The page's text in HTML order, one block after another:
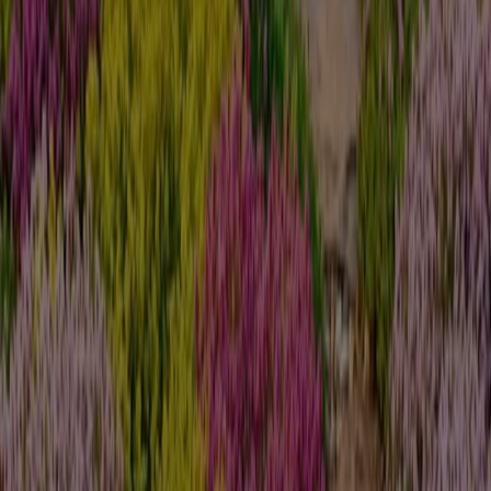
Zoo & Co
Zoo Co flugblatt
Läuft morgen ab
Läuft heute ab
Globus Baumarkt
Globus Baumarkt prospekt
Läuft heute ab
FÜR DEN SOMMER GEMACHT